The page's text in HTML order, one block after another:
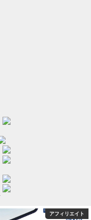
愛着障害